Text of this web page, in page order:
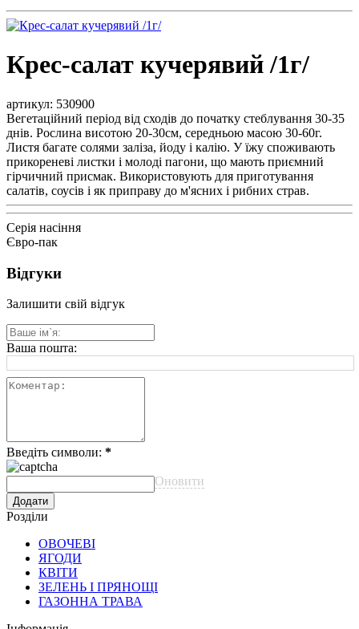
Крес-салат кучерявий /1г/
артикул: 530900
Вегетаційний період від сходів до початку стеблування 30-35
днів. Рослина висотою 20-30см, середньою масою 30-60г.
Листя багате солями заліза, йоду і калію. У їжу споживають
прикореневі листки і молоді пагони, що мають приємний
гірчичний присмак. Використовують для приготування
салатів, соусів і як приправу до м'ясних і рибних страв.
Серія насіння
Євро-пак
Відгуки
Залишити свій відгук
Ваша пошта:
Введіть символи: *
Оновити
Розділи
ОВОЧЕВІ
ЯГОДИ
КВІТИ
ЗЕЛЕНЬ І ПРЯНОЩІ
ГАЗОННА ТРАВА